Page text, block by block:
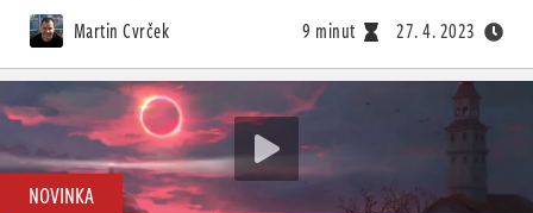
Martin Cvrček 9 minut 27. 4. 2023
NOVINKA